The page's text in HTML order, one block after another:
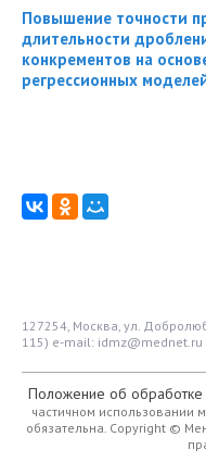
Повышение точности
длительности
конкрементов на
регрессионных
127254, Москва, ул.
115) e-mail: idmz@mednet.ru
Положение об
частичном использовании
обязательна. Copyright ©